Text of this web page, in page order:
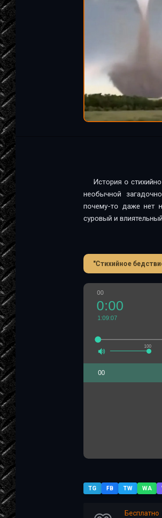
История о
необычной
почему-то даже нет
суровый и
"Стихийное
00
100
0:00
1:09:07
00
TG FB TW WA